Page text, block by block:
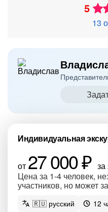
5
13
Индивидуальная
от 27 000 ₽ за
Цена за 1-4 человек,
участников, но может
🇷🇺 русский 12